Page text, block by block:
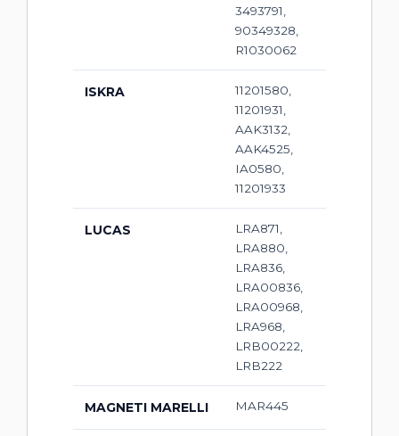
3493791,
90349328,
R1030062
ISKRA
11201580,
11201931,
AAK3132,
AAK4525,
IA0580,
11201933
LUCAS
LRA871,
LRA880,
LRA836,
LRA00836,
LRA00968,
LRA968,
LRB00222,
LRB222
MAGNETI MARELLI MAR445